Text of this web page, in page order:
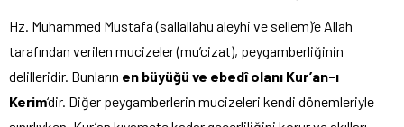
Hz. Muhammed Mustafa (sallallahu aleyhi ve sellem)’e Allah
tarafından verilen mucizeler (mu’cizat), peygamberliğinin
delilleridir. Bunların en büyüğü ve ebedî olanı Kur’an-ı
Kerim‘dir. Diğer peygamberlerin mucizeleri kendi dönemleriyle